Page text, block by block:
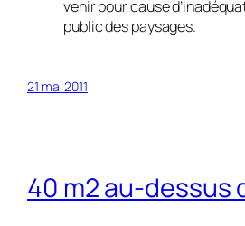
venir pour cause
public des paysages.
21 mai 2011
40 m2 au-dessus